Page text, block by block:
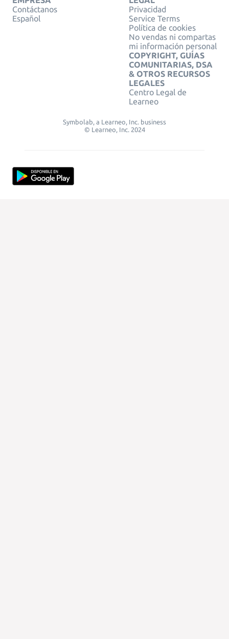
Contáctanos
Español
Privacidad
Service Terms
Política de cookies
No vendas ni compartas
mi información personal
COPYRIGHT, GUÍAS
COMUNITARIAS, DSA
& OTROS RECURSOS
LEGALES
Centro Legal de
Learneo
Symbolab, a Learneo, Inc. business
© Learneo, Inc. 2024